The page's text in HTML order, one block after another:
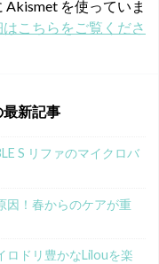
を使っていま
こちらをご覧くださ
最新記事
S リファのマイクロバ
因！春からのケアが重
ロドリ豊かなLilouを楽